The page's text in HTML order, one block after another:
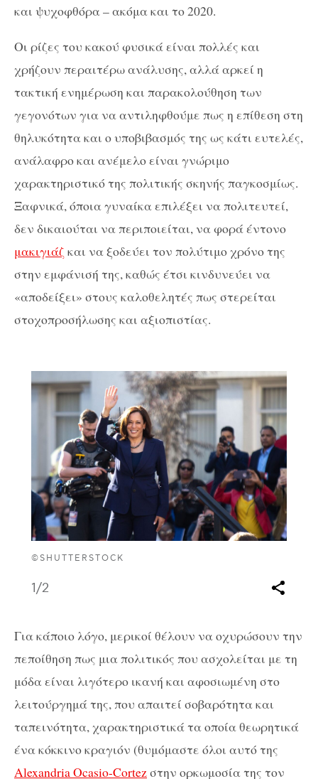
και ψυχοφθόρα – ακόμα και το 2020.
Οι ρίζες του κακού φυσικά είναι πολλές και
χρήζουν περαιτέρω ανάλυσης, αλλά αρκεί η
τακτική ενημέρωση και παρακολούθηση των
γεγονότων για να αντιληφθούμε πως η επίθεση στη
θηλυκότητα και ο υποβιβασμός της ως κάτι ευτελές,
ανάλαφρο και ανέμελο είναι γνώριμο
χαρακτηριστικό της πολιτικής σκηνής παγκοσμίως.
Ξαφνικά, όποια γυναίκα επιλέξει να πολιτευτεί,
δεν δικαιούται να περιποιείται, να φορά έντονο
μακιγιάζ και να ξοδεύει τον πολύτιμο χρόνο της
στην εμφάνισή της, καθώς έτσι κινδυνεύει να
«αποδείξει» στους καλοθελητές πως στερείται
στοχοπροσήλωσης και αξιοπιστίας.
©SHUTTERSTOCK
1/2
Για κάποιο λόγο, μερικοί θέλουν να οχυρώσουν την
πεποίθηση πως μια πολιτικός που ασχολείται με τη
μόδα είναι λιγότερο ικανή και αφοσιωμένη στο
λειτούργημά της, που απαιτεί σοβαρότητα και
ταπεινότητα, χαρακτηριστικά τα οποία θεωρητικά
ένα κόκκινο κραγιόν (θυμόμαστε όλοι αυτό της
Alexandria Ocasio-Cortezστην ορκωμοσία της τον